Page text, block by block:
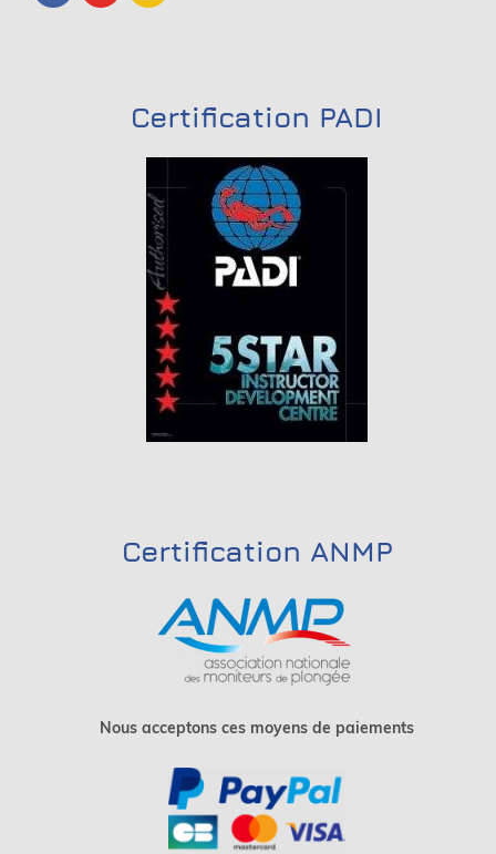
Certification PADI
Certification ANMP
Nous acceptons ces moyens de paiements